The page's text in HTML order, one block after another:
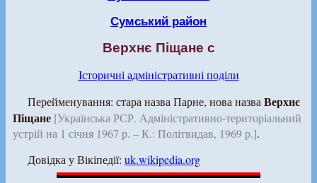
Сумський район
Верхнє Піщане с
Історичні адміністративні поділи
Перейменування: стара назва Парне, нова назва Верхнє
Піщане [Українська РСР. Адміністративно-територіальний
устрій на 1 січня 1967 р. – К.: Політвидав, 1969 р.].
Довідка у Вікіпедії: uk.wikipedia.org